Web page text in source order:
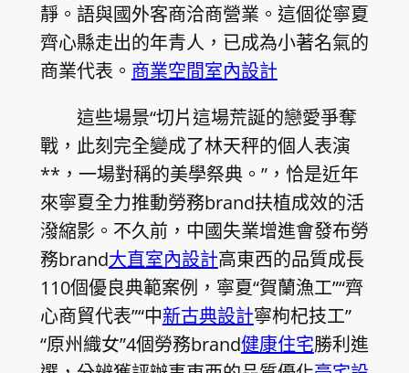
靜。語與國外客商洽商營業。這個從寧夏
齊心縣走出的年青人，已成為小著名氣的
商業代表。 商業空間室內設計
這些場景“切片這場荒誕的戀愛爭奪
戰，此刻完全變成了林天秤的個人表演
**，一場對稱的美學祭典。”，恰是近年
來寧夏全力推動勞務brand扶植成效的活
潑縮影。不久前，中國失業增進會發布勞
務brand大直室內設計高東西的品質成長
110個優良典範案例，寧夏“賀蘭漁工”“齊
心商貿代表”“中新古典設計寧枸杞技工”
“原州織女”4個勞務brand健康住宅勝利進